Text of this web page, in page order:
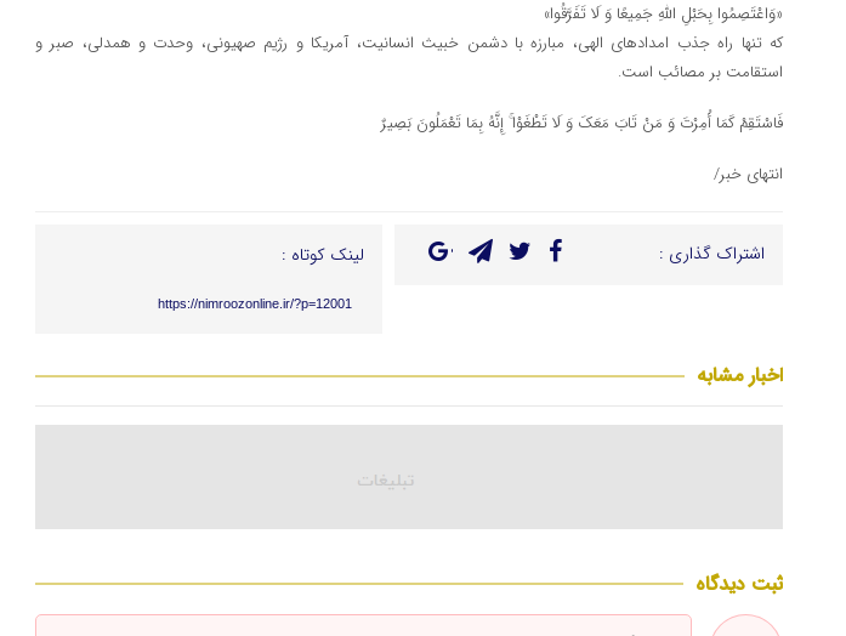
«وَاعْتَصِمُوا بِحَبْلِ اللَّهِ جَمِیعًا وَ لَا تَفَرَّقُوا»
که تنها راه جذب امدادهای الهی، مبارزه با دشمن خبیث انسانیت، آمریکا و رژیم صهیونی، وحدت و همدلی، صبر و
استقامت بر مصائب است.
فَاسْتَقِمْ کَمَا أُمِرْتَ وَ مَنْ تَابَ مَعَکَ وَ لَا تَطْغَوْا ۚ إِنَّهُ بِمَا تَعْمَلُونَ بَصِیرٌ
انتهای خبر/
اشتراک گذاری : لینک کوتاه :
https://nimroozonline.ir/?p=12001
اخبار مشابه
ثبت دیدگاه